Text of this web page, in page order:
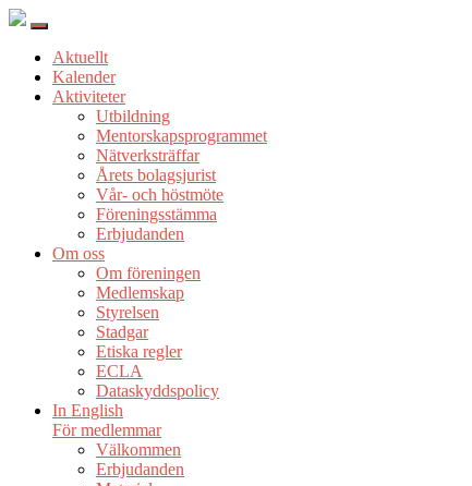
Aktuellt
Kalender
Aktiviteter
Utbildning
Mentorskapsprogrammet
Nätverksträffar
Årets bolagsjurist
Vår- och höstmöte
Föreningsstämma
Erbjudanden
Om oss
Om föreningen
Medlemskap
Styrelsen
Stadgar
Etiska regler
ECLA
Dataskyddspolicy
In English
För medlemmar
Välkommen
Erbjudanden